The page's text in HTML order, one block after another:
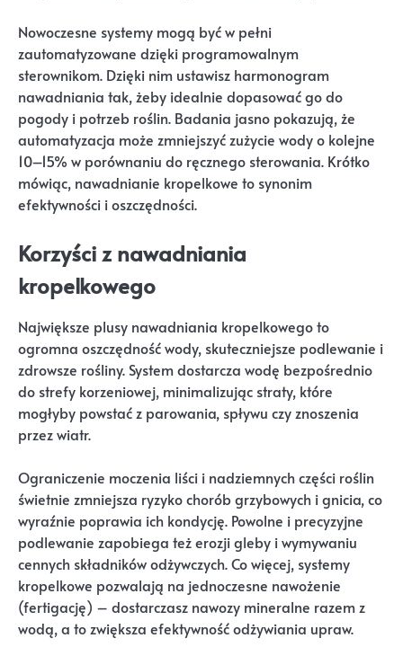
Nowoczesne systemy mogą być w pełni
zautomatyzowane dzięki programowalnym
sterownikom. Dzięki nim ustawisz harmonogram
nawadniania tak, żeby idealnie dopasować go do
pogody i potrzeb roślin. Badania jasno pokazują, że
automatyzacja może zmniejszyć zużycie wody o kolejne
10–15% w porównaniu do ręcznego sterowania. Krótko
mówiąc, nawadnianie kropelkowe to synonim
efektywności i oszczędności.
Korzyści z nawadniania
kropelkowego
Największe plusy nawadniania kropelkowego to
ogromna oszczędność wody, skuteczniejsze podlewanie i
zdrowsze rośliny. System dostarcza wodę bezpośrednio
do strefy korzeniowej, minimalizując straty, które
mogłyby powstać z parowania, spływu czy znoszenia
przez wiatr.
Ograniczenie moczenia liści i nadziemnych części roślin
świetnie zmniejsza ryzyko chorób grzybowych i gnicia, co
wyraźnie poprawia ich kondycję. Powolne i precyzyjne
podlewanie zapobiega też erozji gleby i wymywaniu
cennych składników odżywczych. Co więcej, systemy
kropelkowe pozwalają na jednoczesne nawożenie
(fertigację) – dostarczasz nawozy mineralne razem z
wodą, a to zwiększa efektywność odżywiania upraw.